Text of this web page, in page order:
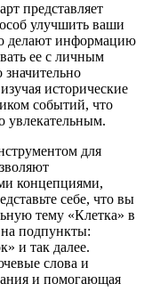
представляет
улучшить ваши
делают информацию
ее с личным
исторические
событий, что
увлекательным.
для
концепциями,
себе, что вы
тему «Клетка» в
на подпункты:
и так далее.
слова и
и помогающая